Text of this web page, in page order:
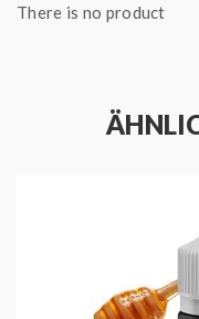
There is no product